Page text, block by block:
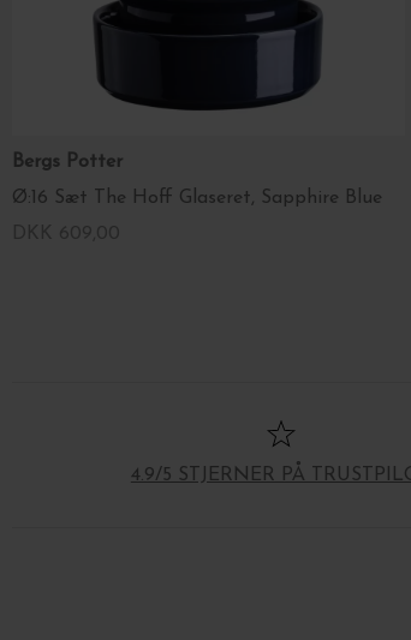
Bergs Potter
Ø:16 Sæt The Hoff Glaseret, Sapphire Blue
4.9/5 STJERNER PÅ